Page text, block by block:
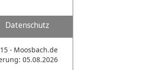
Datenschutz
- Moosbach.de
05.08.2026